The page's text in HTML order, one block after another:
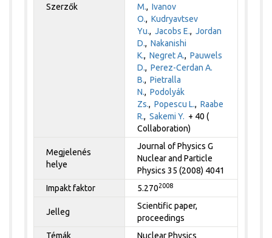
Szerzők
M.,Ivanov
O.,Kudryavtsev
Yu.,Jacobs E.,Jordan
D.,Nakanishi
K.,Negret A.,Pauwels
D.,Perez-Cerdan A.
B.,Pietralla
N.,Podolyák
Zs.,Popescu L.,Raabe
R.,Sakemi Y. + 40 (
Collaboration)
Megjelenés
helye
Journal of Physics G
Nuclear and Particle
Physics 35 (2008) 4041
Impakt faktor
5.2702008
Jelleg
Scientific paper,
proceedings
Témák
Nuclear Physics